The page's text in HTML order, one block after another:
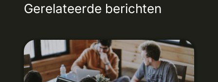
Gerelateerde berichten